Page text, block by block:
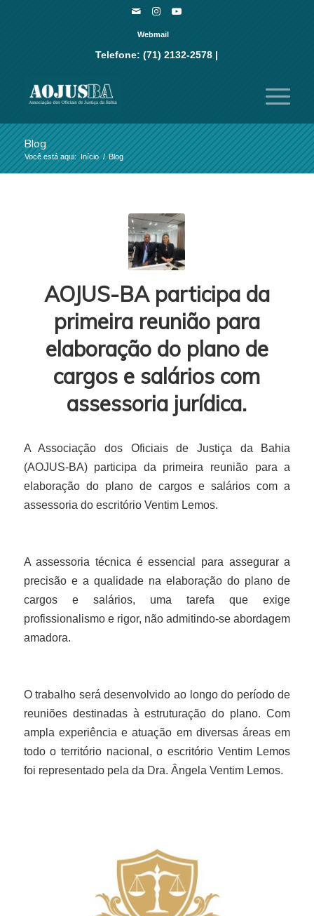
Webmail
Telefone: (71) 2132-2578 |
Blog
Você está aqui: Início / Blog
AOJUS-BA participa da
primeira reunião para
elaboração do plano de
cargos e salários com
assessoria jurídica.
A Associação dos Oficiais de Justiça da Bahia
(AOJUS-BA) participa da primeira reunião para a
elaboração do plano de cargos e salários com a
assessoria do escritório Ventim Lemos.
A assessoria técnica é essencial para assegurar a
precisão e a qualidade na elaboração do plano de
cargos e salários, uma tarefa que exige
profissionalismo e rigor, não admitindo-se abordagem
amadora.
O trabalho será desenvolvido ao longo do período de
reuniões destinadas à estruturação do plano. Com
ampla experiência e atuação em diversas áreas em
todo o território nacional, o escritório Ventim Lemos
foi representado pela da Dra. Ângela Ventim Lemos.